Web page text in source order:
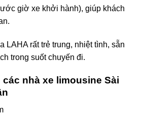
giờ xe khởi hành), giúp khách
LAHA rất trẻ trung, nhiệt tình, sẵn
trong suốt chuyến đi.
nhà xe limousine Sài